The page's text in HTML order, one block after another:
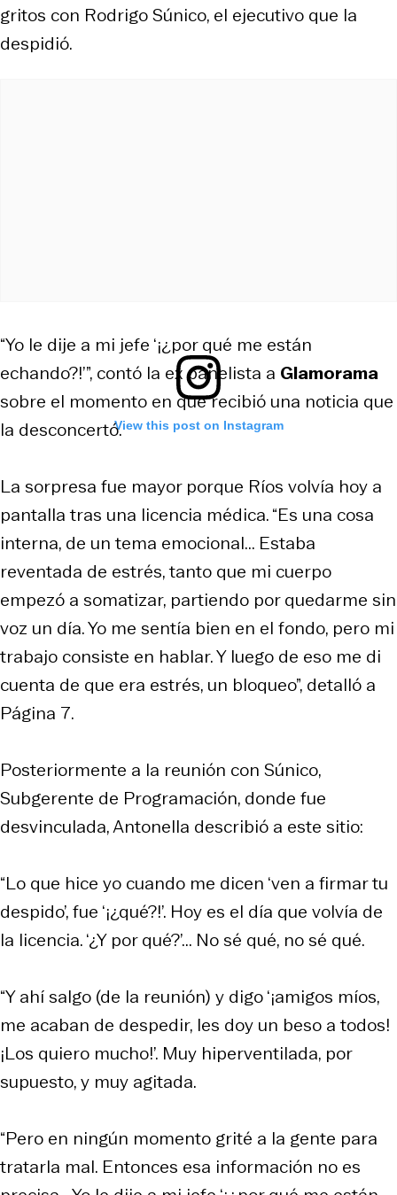
View this post on Instagram
gritos con Rodrigo Súnico, el ejecutivo que la
despidió.
“Yo le dije a mi jefe ‘¡¿por qué me están
echando?!’”, contó la ex panelista a Glamorama
sobre el momento en que recibió una noticia que
la desconcertó.
La sorpresa fue mayor porque Ríos volvía hoy a
pantalla tras una licencia médica. “Es una cosa
interna, de un tema emocional... Estaba
reventada de estrés, tanto que mi cuerpo
empezó a somatizar, partiendo por quedarme sin
voz un día. Yo me sentía bien en el fondo, pero mi
trabajo consiste en hablar. Y luego de eso me di
cuenta de que era estrés, un bloqueo”, detalló a
Página 7.
Posteriormente a la reunión con Súnico,
Subgerente de Programación, donde fue
desvinculada, Antonella describió a este sitio:
“Lo que hice yo cuando me dicen ‘ven a firmar tu
despido’, fue ‘¡¿qué?!’. Hoy es el día que volvía de
la licencia. ‘¿Y por qué?’... No sé qué, no sé qué.
“Y ahí salgo (de la reunión) y digo ‘¡amigos míos,
me acaban de despedir, les doy un beso a todos!
¡Los quiero mucho!’. Muy hiperventilada, por
supuesto, y muy agitada.
“Pero en ningún momento grité a la gente para
tratarla mal. Entonces esa información no es